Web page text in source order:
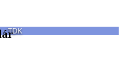
TDK